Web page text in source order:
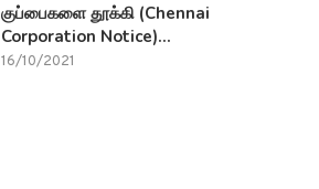
குப்பைகளை தூக்கி (Chennai
Corporation Notice)...
16/10/2021